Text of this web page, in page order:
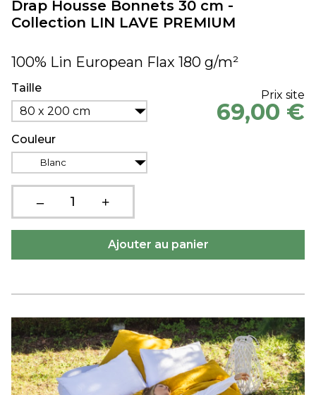
Drap Housse Bonnets 30 cm -
Collection LIN LAVE PREMIUM
100% Lin European Flax 180 g/m²
Taille
80 x 200 cm
Couleur
Blanc
Prix site
69,00 €